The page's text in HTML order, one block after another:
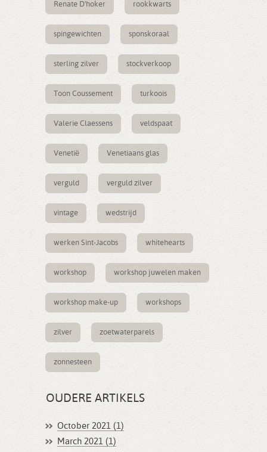
Renate D'hoker rookkwarts
spingewichten sponskoraal
sterling zilver stockverkoop
Toon Coussement turkoois
Valerie Claessens veldspaat
Venetië Venetiaans glas
verguld verguld zilver
vintage wedstrijd
werken Sint-Jacobs whitehearts
workshop workshop juwelen maken
workshop make-up workshops
zilver zoetwaterparels
zonnesteen
OUDERE ARTIKELS
October 2021 (1)
March 2021 (1)